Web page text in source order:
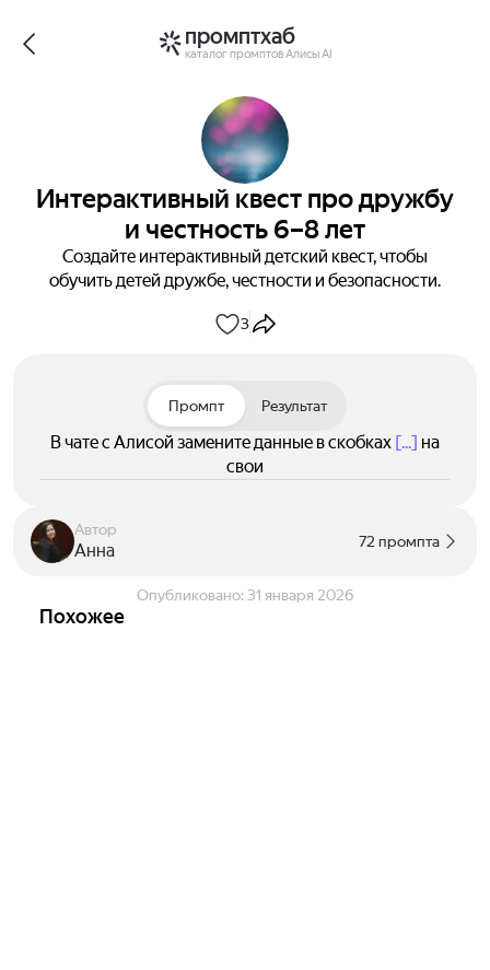
промптхаб
каталог промптов Алисы AI
Интерактивный квест про дружбу
и честность 6–8 лет
Создайте интерактивный детский квест, чтобы
обучить детей дружбе, честности и безопасности.
3
Промпт Результат
В чате с Алисой замените данные в скобках [...] на
свои
Автор
Анна 72 промпта
Опубликовано: 31 января 2026
Похожее